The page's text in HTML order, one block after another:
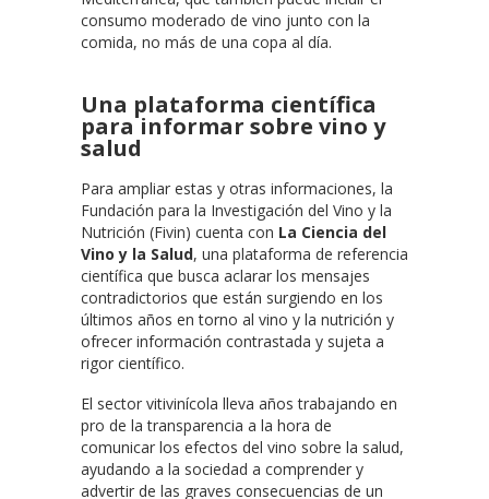
consumo moderado de vino junto con la
comida, no más de una copa al día.
Una plataforma científica
para informar sobre vino y
salud
Para ampliar estas y otras informaciones, la
Fundación para la Investigación del Vino y la
Nutrición (Fivin) cuenta con La Ciencia del
Vino y la Salud, una plataforma de referencia
científica que busca aclarar los mensajes
contradictorios que están surgiendo en los
últimos años en torno al vino y la nutrición y
ofrecer información contrastada y sujeta a
rigor científico.
El sector vitivinícola lleva años trabajando en
pro de la transparencia a la hora de
comunicar los efectos del vino sobre la salud,
ayudando a la sociedad a comprender y
advertir de las graves consecuencias de un